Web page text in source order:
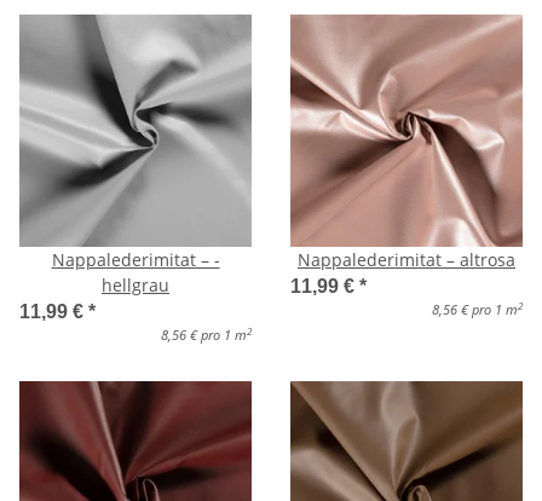
Nappalederimitat – -
hellgrau
11,99 € *
8,56 € pro 1 m 2
Nappalederimitat – altrosa
11,99 € *
8,56 € pro 1 m 2